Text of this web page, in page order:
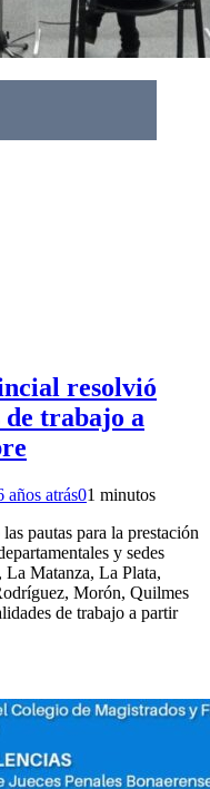
resolvió
trabajo a
años atrás01 minutos
pautas para la prestación
y sedes
La Matanza, La Plata,
Morón, Quilmes
de trabajo a partir